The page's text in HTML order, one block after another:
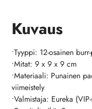
Kuvaus
•Tyyppi: 12-osainen
•Mitat: 9 x 9 x 9 cm
•Materiaali: Punainen
viimeistely
•Valmistaja: Eureka